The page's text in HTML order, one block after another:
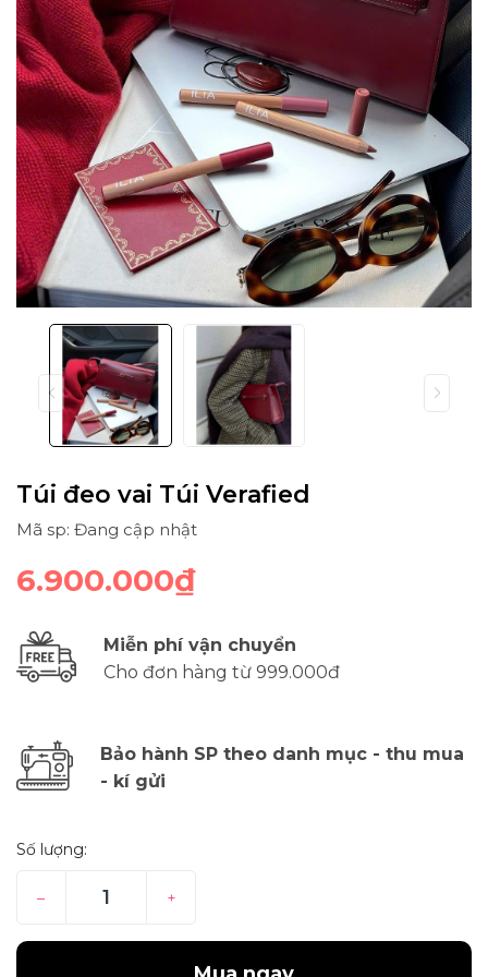
Túi đeo vai Túi Verafied
Mã sp: Đang cập nhật
6.900.000₫
Miễn phí vận chuyển
Cho đơn hàng từ 999.000đ
Bảo hành SP theo danh mục - thu mua
- kí gửi
Số lượng:
– +